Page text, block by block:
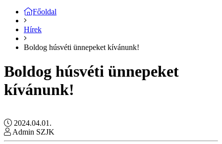
Főoldal
Hírek
Boldog húsvéti ünnepeket kívánunk!
Boldog húsvéti ünnepeket
kívánunk!
2024.04.01.
Admin SZJK